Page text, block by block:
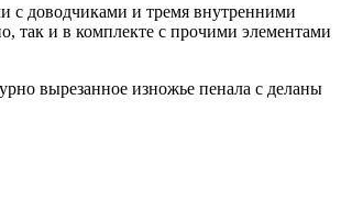
с доводчиками и тремя внутренними
так и в комплекте с прочими элементами
вырезанное изножье пенала с деланы